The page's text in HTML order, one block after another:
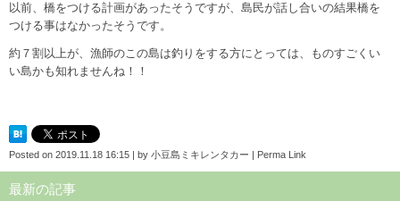
以前、橋をつける計画があったそうですが、島民が話し合いの結果橋を
つける事はなかったそうです。
約７割以上が、漁師のこの島は釣りをする方にとっては、ものすごくい
い島かも知れませんね！！
Posted on 2019.11.18 16:15 | by 小豆島ミキレンタカー | Perma Link
最新の記事